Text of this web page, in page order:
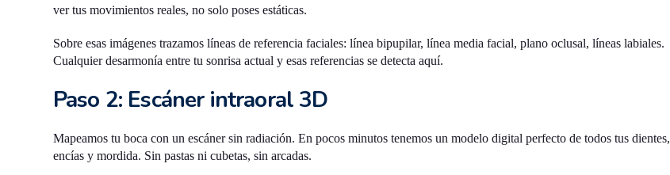
ver tus movimientos reales, no solo poses estáticas.
Sobre esas imágenes trazamos líneas de referencia faciales: línea bipupilar, línea media facial, plano oclusal, líneas labiales.
Cualquier desarmonía entre tu sonrisa actual y esas referencias se detecta aquí.
Paso 2: Escáner intraoral 3D
Mapeamos tu boca con un escáner sin radiación. En pocos minutos tenemos un modelo digital perfecto de todos tus dientes,
encías y mordida. Sin pastas ni cubetas, sin arcadas.